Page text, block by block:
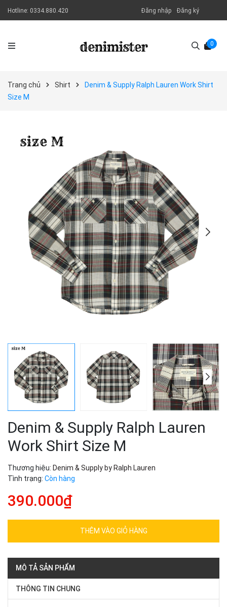
Hotline: 0334.880.420 Đăng nhập Đăng ký
0
Trang chủ Shirt
Denim & Supply Ralph Lauren Work Shirt
Size M
Denim & Supply Ralph Lauren
Work Shirt Size M
Thương hiệu: Denim & Supply by Ralph Lauren
Tình trạng: Còn hàng
390.000₫
THÊM VÀO GIỎ HÀNG
MÔ TẢ SẢN PHẨM
THÔNG TIN CHUNG